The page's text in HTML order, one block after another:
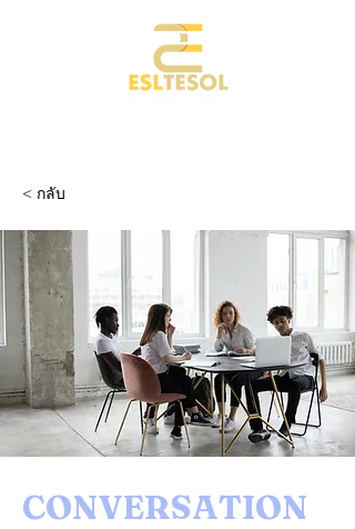
< กลับ
CONVERSATION